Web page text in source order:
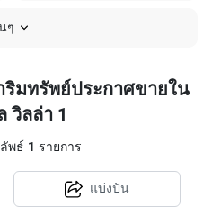
ๆ
มทรัพย์ประกาศขายใน
วิลล่า 1
พธ์ 1 รายการ
แบ่งปัน